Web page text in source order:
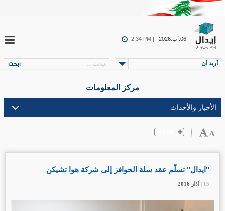
06.آب.2026 2:34 PM |
أريد أن
مركز المعلومات
15 | آذار
"ايدال" تسلّم عقد سلة الحوافز إلى شركة هوا تشيكن
15 | آذار 15 | آذار